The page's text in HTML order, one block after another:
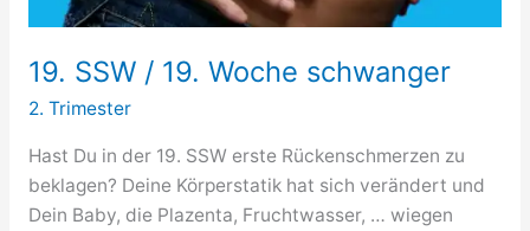
19. SSW / 19. Woche schwanger
2. Trimester
Hast Du in der 19. SSW erste Rückenschmerzen zu
beklagen? Deine Körperstatik hat sich verändert und
Dein Baby, die Plazenta, Fruchtwasser, … wiegen